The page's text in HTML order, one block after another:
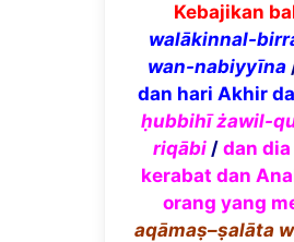
Kebajikan
walākinnal-
wan-nabiyyīna
dan hari Akhir
ḥubbihī żawil-
riqābi/ dan
kerabat dan
orang yang
aqāmaṣ–ṣalāta